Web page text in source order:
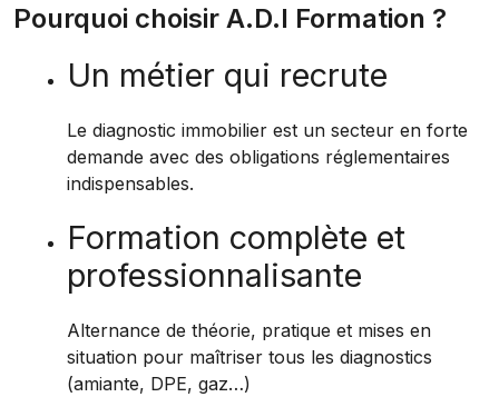
Pourquoi choisir A.D.I Formation ?
Un métier qui recrute
Le diagnostic immobilier est un secteur en forte
demande avec des obligations réglementaires
indispensables.
Formation complète et
professionnalisante
Alternance de théorie, pratique et mises en
situation pour maîtriser tous les diagnostics
(amiante, DPE, gaz…)